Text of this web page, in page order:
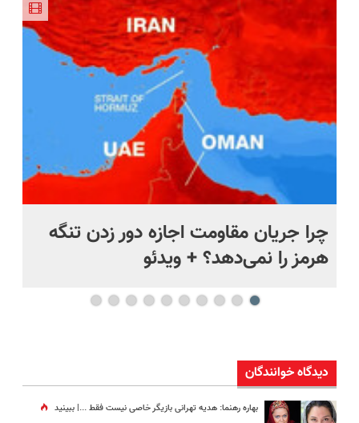
با گارانتی
تعویض)
نصف قیمت
بخر!😉
تخفیف داره
بخرش!🔥
چرا جریان مقاومت اجازه دور زدن تنگه
هرمز را نمی‌دهد؟ + ویدئو
دیدگاه خوانندگان
بهاره رهنما: هدیه تهرانی بازیگر خاصی نیست فقط ...|‌ ببینید